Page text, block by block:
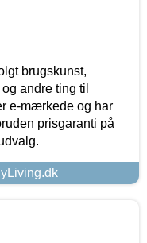
brugskunst,
andre ting til
e-mærkede og har
prisgaranti på